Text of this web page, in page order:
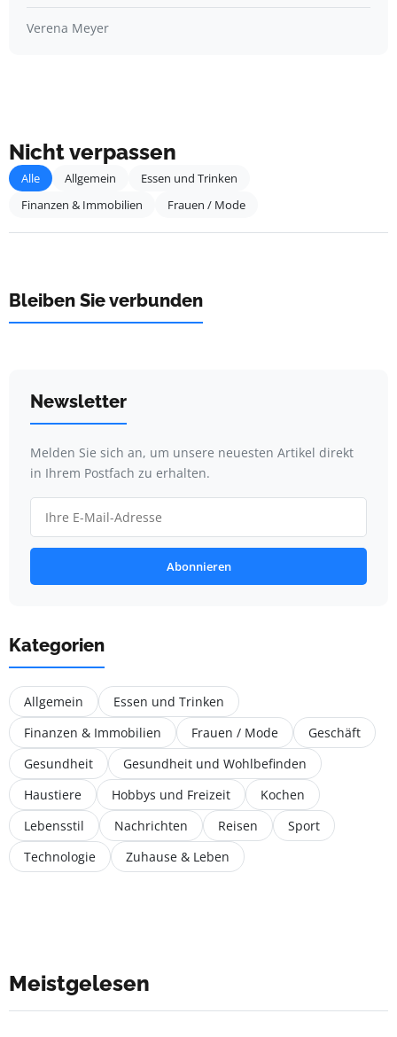
Verena Meyer
Nicht verpassen
Alle Allgemein
Essen und Trinken
Finanzen & Immobilien
Frauen / Mode
Bleiben Sie verbunden
Newsletter
Melden Sie sich an, um unsere neuesten Artikel direkt
in Ihrem Postfach zu erhalten.
Abonnieren
Kategorien
Allgemein
Essen und Trinken
Finanzen & Immobilien
Frauen / Mode
Geschäft
Gesundheit
Gesundheit und Wohlbefinden
Haustiere
Hobbys und Freizeit
Kochen
Lebensstil
Nachrichten Reisen
Sport
Technologie
Zuhause & Leben
Meistgelesen